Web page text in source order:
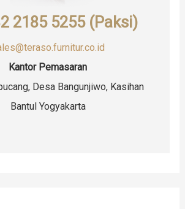
2185 5255 (Paksi)
Kantor Pemasaran
Desa Bangunjiwo, Kasihan
Bantul Yogyakarta